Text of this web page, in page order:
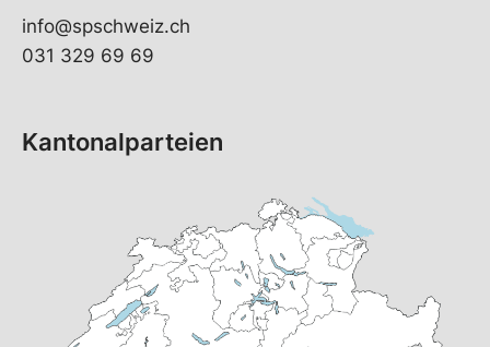
info@spschweiz.ch
031 329 69 69
Kantonalparteien